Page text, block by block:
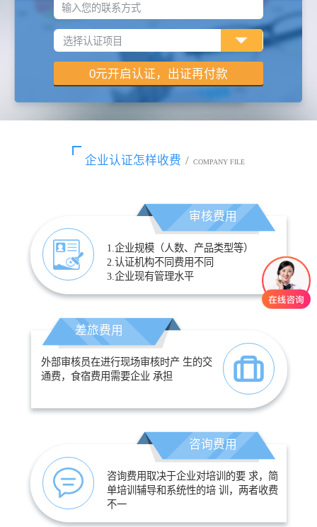
输入您的联系方式
企业认证怎样收费 / COMPANY FILE
审核费用
1.企业规模（人数、产品类型等）
2.认证机构不同费用不同
3.企业现有管理水平
差旅费用
外部审核员在进行现场审核时产 生的交
通费，食宿费用需要企业 承担
咨询费用
咨询费用取决于企业对培训的要 求，简
单培训辅导和系统性的培 训，两者收费
不一